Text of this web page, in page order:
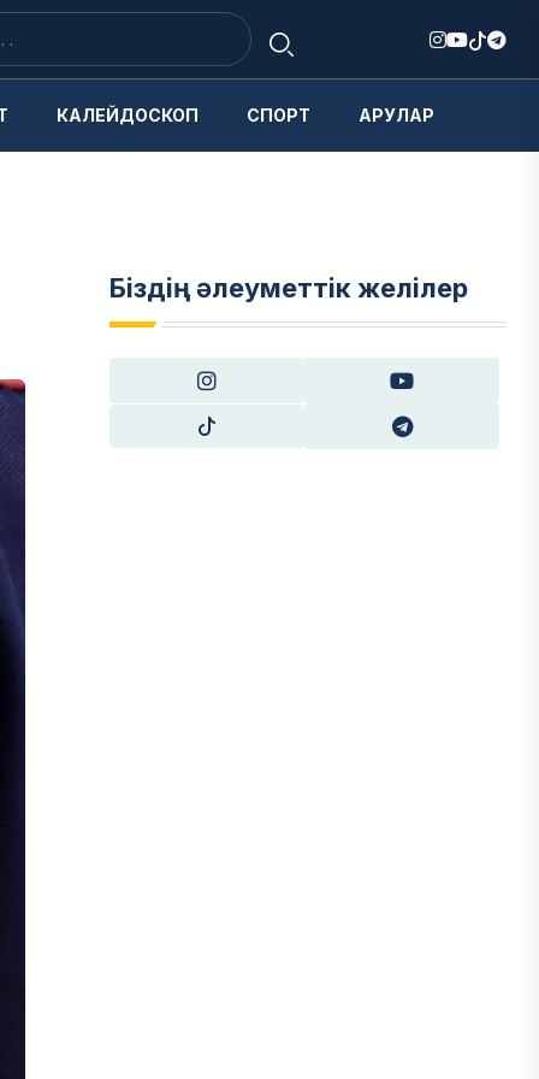
КАЛЕЙДОСКОП СПОРТ АРУЛАР
Біздің әлеуметтік желілер